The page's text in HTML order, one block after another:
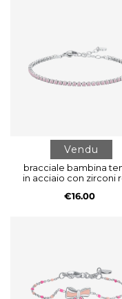
Vendu
bracciale bambina
in acciaio con zirconi
€16.00